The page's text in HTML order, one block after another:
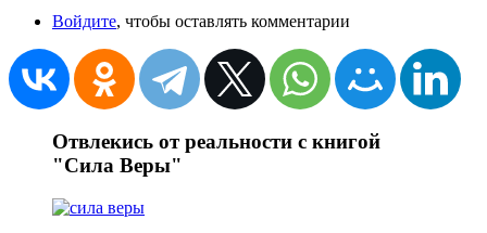
Войдите, чтобы оставлять комментарии
Отвлекись от реальности с книгой
"Сила Веры"